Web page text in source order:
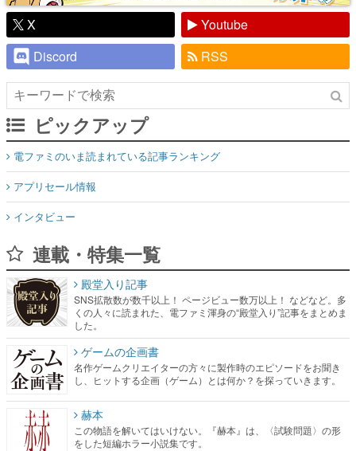
X
Youtube
Discord
RSS
ピックアップ
電ファミのいま読まれている記事ランキング
アプリセール情報
インタビュー
連載・特集一覧
殿堂入り記事
SNS拡散数が数千以上！ ページビュー数万以上！ などなど。多
くの人々に読まれた、電ファミ渾身の“殿堂入り”記事をまとめま
した。
ゲームの企画書
名作ゲームクリエイターの方々に製作時のエピソードをお聞き
し、ヒットする企画（ゲーム）とは何か？を探っていきます。
赫本
この物語を解いてはいけない。『赫本』は、〈試験問題〉の形
をした短編ホラー小説集です。